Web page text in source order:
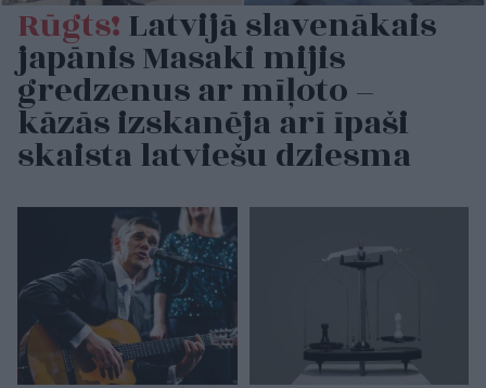
Rūgts!Latvijā slavenākais
japānis Masaki mijis
gredzenus ar mīļoto –
kāzās izskanēja arī īpaši
skaista latviešu dziesma